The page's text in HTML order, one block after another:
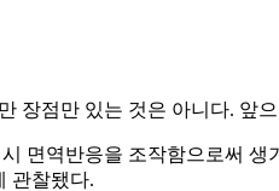
장점만 있는 것은 아니다. 앞
면역반응을 조작함으로써
관찰됐다.